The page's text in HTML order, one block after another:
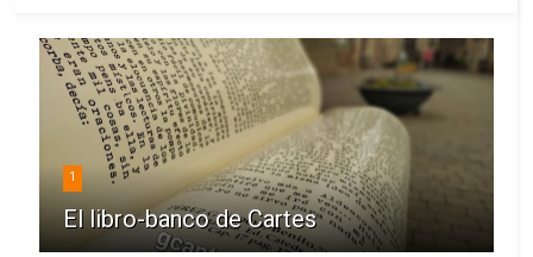
1
El libro-banco de Cartes